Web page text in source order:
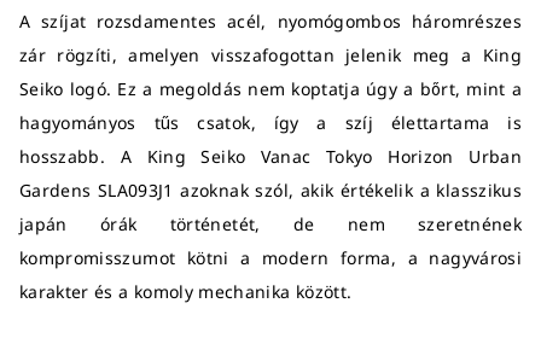
A szíjat rozsdamentes acél, nyomógombos háromrészes
zár rögzíti, amelyen visszafogottan jelenik meg a King
Seiko logó. Ez a megoldás nem koptatja úgy a bőrt, mint a
hagyományos tűs csatok, így a szíj élettartama is
hosszabb. A King Seiko Vanac Tokyo Horizon Urban
Gardens SLA093J1 azoknak szól, akik értékelik a klasszikus
japán órák történetét, de nem szeretnének
kompromisszumot kötni a modern forma, a nagyvárosi
karakter és a komoly mechanika között.